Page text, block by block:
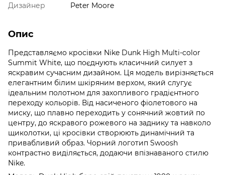
Дизайнер
Peter Moore
Опис
Представляємо кросівки Nike Dunk High Multi-color
Summit White, що поєднують класичний силует з
яскравим сучасним дизайном. Ця модель вирізняється
елегантним білим шкіряним верхом, який слугує
ідеальним полотном для захопливого градієнтного
переходу кольорів. Від насиченого фіолетового на
миску, що плавно переходить у сонячний жовтий по
центру, до яскравого рожевого на заднику та навколо
щиколотки, ці кросівки створюють динамічний та
привабливий образ. Чорний логотип Swoosh
контрастно виділяється, додаючи впізнаваного стилю
Nike.